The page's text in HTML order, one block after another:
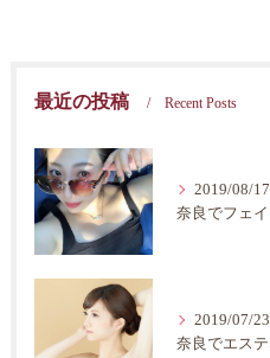
最近の投稿 Recent Posts
2019/08/17
2019/07/23